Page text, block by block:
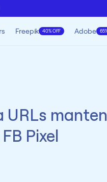
Pixel
Freepik 40% OFF Adobe